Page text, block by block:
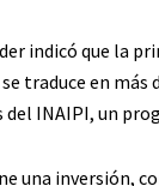
indicó que la
se traduce en
del INAIPI, un
una inversión,